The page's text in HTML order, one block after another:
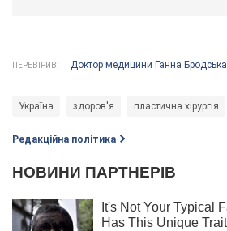
ПЕРЕВІРИВ: Доктор медицини Ганна Бродська
Україна здоров'я пластична хірургія
Редакційна політика